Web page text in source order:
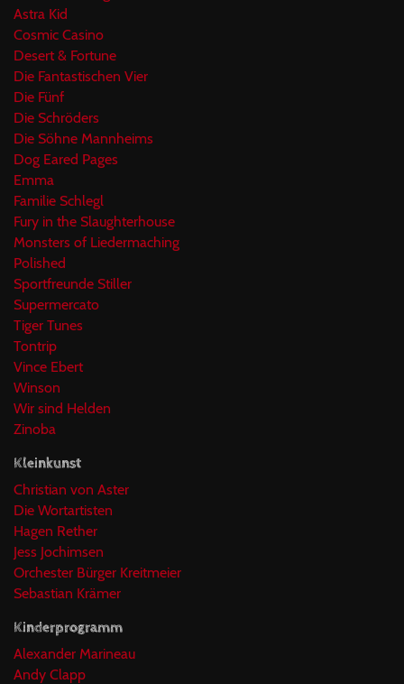
Astra Kid
Cosmic Casino
Desert & Fortune
Die Fantastischen Vier
Die Fünf
Die Schröders
Die Söhne Mannheims
Dog Eared Pages
Emma
Familie Schlegl
Fury in the Slaughterhouse
Monsters of Liedermaching
Polished
Sportfreunde Stiller
Supermercato
Tiger Tunes
Tontrip
Vince Ebert
Winson
Wir sind Helden
Zinoba
Kleinkunst
Christian von Aster
Die Wortartisten
Hagen Rether
Jess Jochimsen
Orchester Bürger Kreitmeier
Sebastian Krämer
Kinderprogramm
Alexander Marineau
Andy Clapp